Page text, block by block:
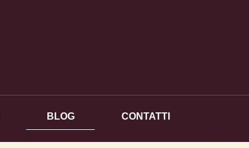
BLOG CONTATTI